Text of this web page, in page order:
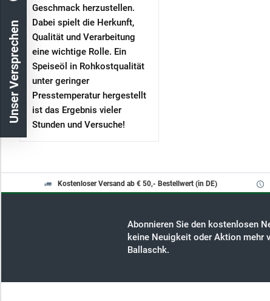
Geschmack herzustellen.
Dabei spielt die Herkunft,
Qualität und Verarbeitung
eine wichtige Rolle. Ein
Speiseöl in Rohkostqualität
unter geringer
Presstemperatur hergestellt
ist das Ergebnis vieler
Stunden und Versuche!
Kostenloser Versand ab € 50,- Bestellwert (in DE)
Abonnieren Sie den kostenlosen
keine Neuigkeit oder Aktion mehr
Ballaschk.
Unser Versprechen